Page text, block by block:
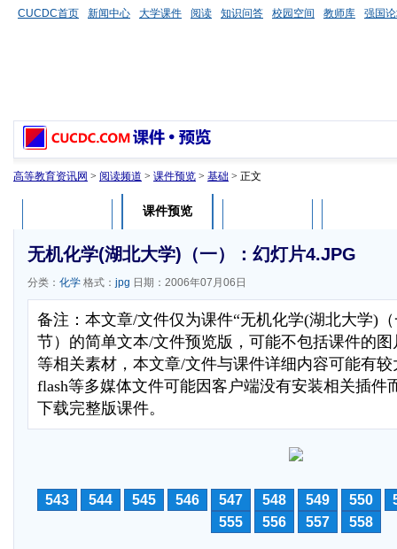
CUCDC首页 新闻中心 大学课件 阅读 知识问答 校园空间 教师库 强国
高等教育资讯网 > 阅读频道 > 课件预览 > 基础 > 正文
课件预览
无机化学(湖北大学)（一）：幻灯片4.JPG
分类： 化学 格式： jpg 日期：2006年07月06日
备注：本文章/文件仅为课件“无机化学(湖北大学)
节）的简单文本/文件预览版，可能不包括课件的
等相关素材，本文章/文件与课件详细内容可能有
flash等多媒体文件可能因客户端没有安装相关插件
下载完整版课件。
543 544 545 546 547 548 549 550
555
556 557 558